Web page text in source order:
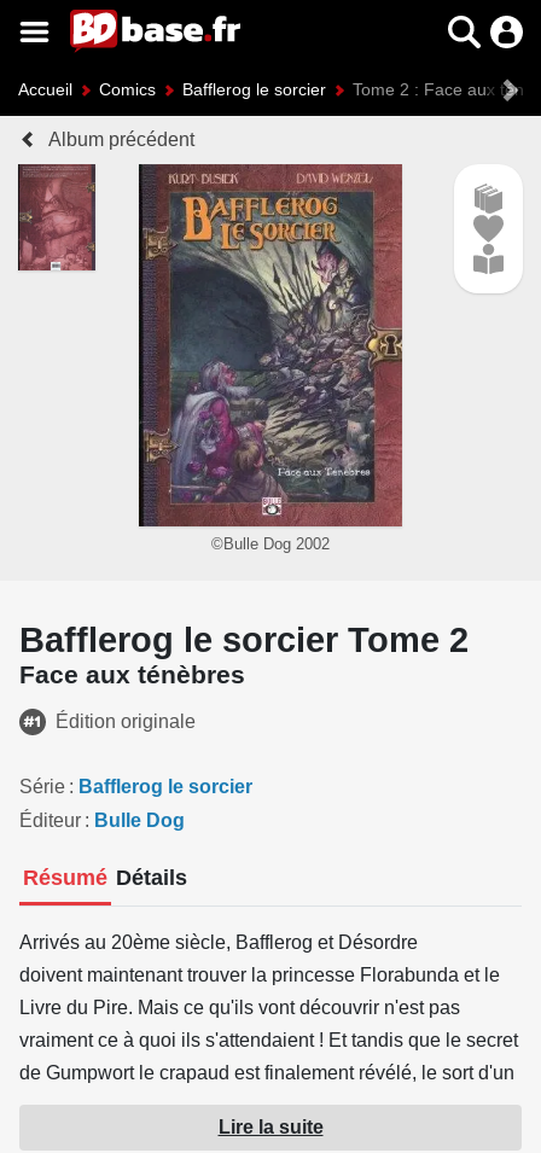
Accueil Comics Bafflerog le sorcier Tome 2 : Face aux
Album précédent
©Bulle Dog 2002
Bafflerog le sorcier Tome 2
Face aux ténèbres
Édition originale
Série
Bafflerog le sorcier
Éditeur
Bulle Dog
Résumé Détails
Arrivés au 20ème siècle, Bafflerog et Désordre
doivent maintenant trouver la princesse Florabunda et le
Livre du Pire. Mais ce qu'ils vont découvrir n'est pas
vraiment ce à quoi ils s'attendaient ! Et tandis que le secret
de Gumpwort le crapaud est finalement révélé, le sort d'un
monde repose désormais sur le plus inattendu de ses
Lire la suite